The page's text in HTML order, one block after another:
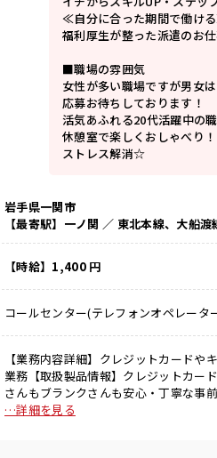
≪自分に合った期間で働け
福利厚生が整った派遣のお仕
■職場の雰囲気
女性が多い職場ですが男女
応募お待ちしております！
活気あふれる20代活躍中の
休憩室で楽しくおしゃべり！
ストレス解消☆
岩手県一関市
【最寄駅】一ノ関 ／ 東北本線、大船渡
【時給】1,400 円
コールセンター(テレフォンオペレータ
【業務内容詳細】クレジットカードや
業務【取扱製品情報】クレジットカード ■お仕事PR ≪新しくチャレンジしやすい≫ ビギナー
さんもブランクさんも安心・丁寧な
の応募も歓迎ですよ！ ≪プライベート
…詳細を見る